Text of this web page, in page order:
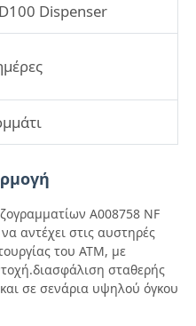
Dispenser
A008758 NF
αντέχει στις αυστηρές
του ΑΤΜ, με
σταθερής
σε σενάρια υψηλού όγκου